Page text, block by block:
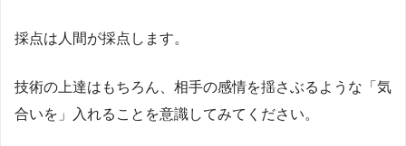
採点は人間が採点します。
技術の上達はもちろん、相手の感情を揺さぶるような「気
合いを」入れることを意識してみてください。